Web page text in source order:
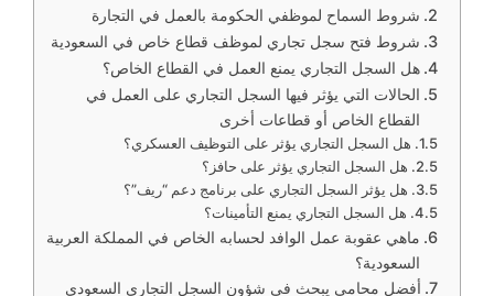
شروط السماح لموظفي الحكومة بالعمل في التجارة
شروط فتح سجل تجاري لموظف قطاع خاص في السعودية
هل السجل التجاري يمنع العمل في القطاع الخاص؟
الحالات التي يؤثر فيها السجل التجاري على العمل في
القطاع الخاص أو قطاعات أخرى
هل السجل التجاري يؤثر على التوظيف العسكري؟
هل السجل التجاري يؤثر على حافز؟
هل يؤثر السجل التجاري على برنامج دعم “ريف”؟
هل السجل التجاري يمنع التأمينات؟
ماهي عقوبة عمل الوافد لحسابه الخاص في المملكة العربية
السعودية؟
أفضل محامي يبحث في شؤون السجل التجاري السعودي